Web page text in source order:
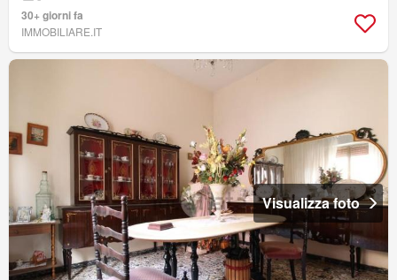
30+ giorni fa
IMMOBILIARE.IT
Visualizza foto